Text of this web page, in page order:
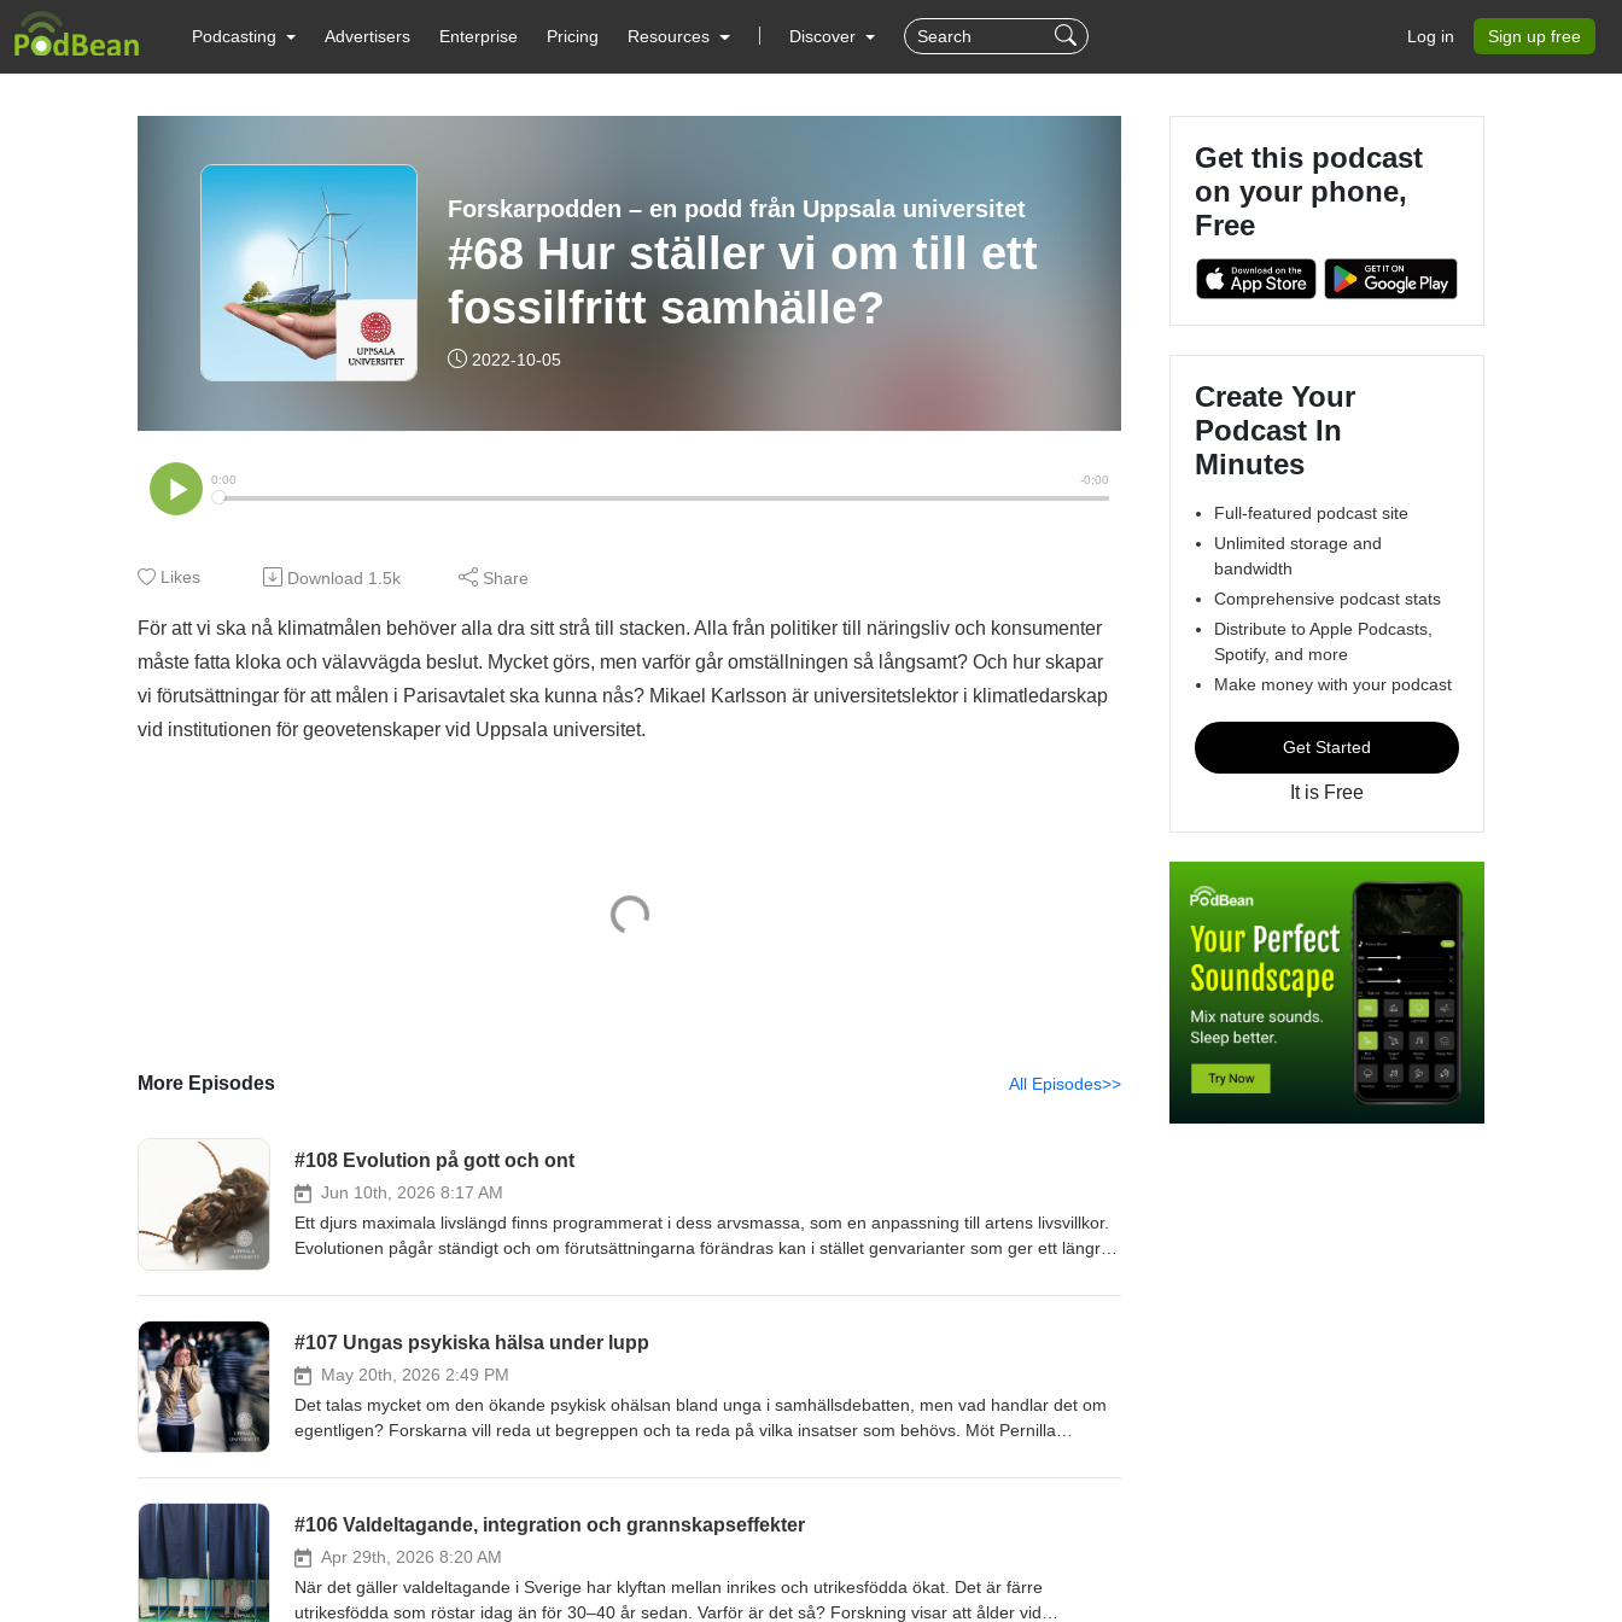
Podcasting Advertisers Enterprise Pricing Resources Discover Log in Sign up free
Forskarpodden – en podd från Uppsala universitet
#68 Hur ställer vi om till ett
fossilfritt samhälle?
2022-10-05
Likes Download 1.5k Share
För att vi ska nå klimatmålen behöver alla dra sitt strå till stacken. Alla från politiker till näringsliv och konsumenter
måste fatta kloka och välavvägda beslut. Mycket görs, men varför går omställningen så långsamt? Och hur skapar
vi förutsättningar för att målen i Parisavtalet ska kunna nås? Mikael Karlsson är universitetslektor i klimatledarskap
vid institutionen för geovetenskaper vid Uppsala universitet.
More Episodes All Episodes>>
#108 Evolution på gott och ont
Jun 10th, 2026 8:17 AM
Ett djurs maximala livslängd finns programmerat i dess arvsmassa, som en anpassning till artens livsvillkor.
Evolutionen pågår ständigt och om förutsättningarna förändras kan i stället genvarianter som ger ett längre
gener som är dåliga, eller till och med skadliga, för antingen hanar eller för honor. Hur kommer det sig? Möt
#107 Ungas psykiska hälsa under lupp
May 20th, 2026 2:49 PM
Det talas mycket om den ökande psykisk ohälsan bland unga i samhällsdebatten, men vad handlar det om
egentligen? Forskarna vill reda ut begreppen och ta reda på vilka insatser som behövs. Möt Pernilla
Centrum. Läs en transkribering av avsnittet.
#106 Valdeltagande, integration och grannskapseffekter
Apr 29th, 2026 8:20 AM
När det gäller valdeltagande i Sverige har klyftan mellan inrikes och utrikesfödda ökat. Det är färre
utrikesfödda som röstar idag än för 30–40 år sedan. Varför är det så? Forskning visar att ålder vid
Get this podcast
on your phone,
Free
Create Your
Podcast In
Minutes
Full-featured podcast site
Unlimited storage and
bandwidth
Comprehensive podcast stats
Distribute to Apple Podcasts,
Spotify, and more
Make money with your podcast
Get Started
It is Free